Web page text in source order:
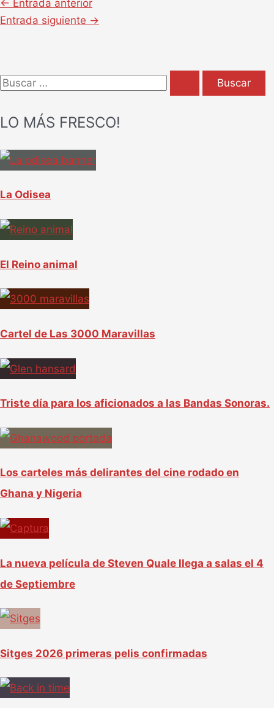
← Entrada anterior
Entrada siguiente →
B
o
:
LO MÁS FRESCO!
La Odisea
El Reino animal
Cartel de Las 3000 Maravillas
Triste día para los aficionados a las Bandas Sonoras.
Los carteles más delirantes del cine rodado en
Ghana y Nigeria
La nueva película de Steven Quale llega a salas el 4
de Septiembre
Sitges 2026 primeras pelis confirmadas